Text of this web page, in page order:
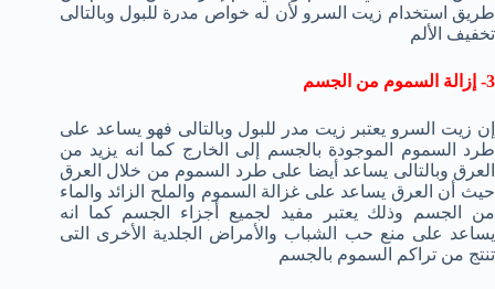
طريق استخدام زيت السرو لأن له خواص مدرة للبول وبالتالى
تخفيف الألم
3- إزالة السموم من الجسم
إن زيت السرو يعتبر زيت مدر للبول وبالتالى فهو يساعد على
طرد السموم الموجودة بالجسم إلى الخارج كما انه يزيد من
العرق وبالتالى يساعد أيضا على طرد السموم من خلال العرق
حيث أن العرق يساعد على غزالة السموم والملح الزائد والماء
من الجسم وذلك يعتبر مفيد لجميع أجزاء الجسم كما انه
يساعد على منع حب الشباب والأمراض الجلدية الأخرى التى
تنتج من تراكم السموم بالجسم